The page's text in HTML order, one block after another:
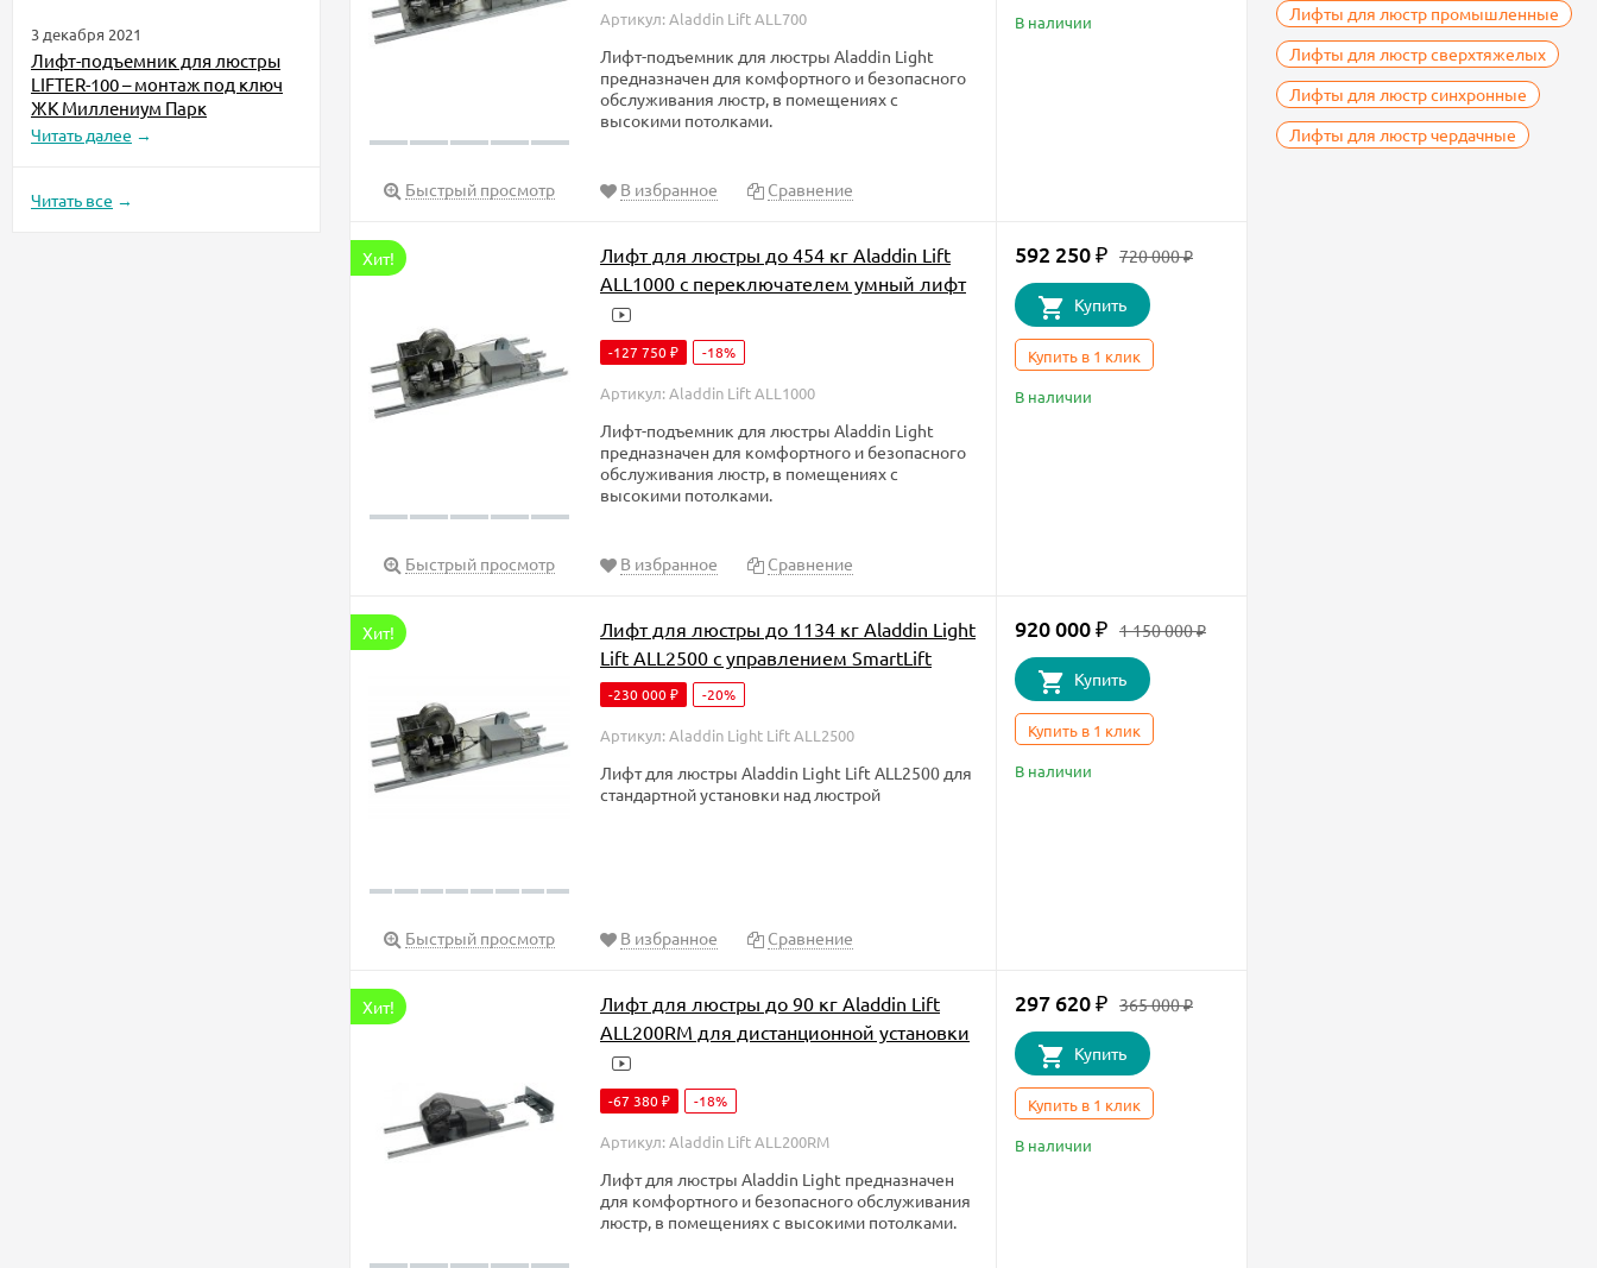
Лифты для люстр промышленные
Лифты для люстр сверхтяжелых
Лифты для люстр синхронные
Лифты для люстр чердачные
3 декабря 2021
Лифт-подъемник для люстры
LIFTER-100 – монтаж под ключ
ЖК Миллениум Парк
Читать далее →
Читать все →
Артикул: Aladdin Lift ALL700
Лифт-подъемник для люстры Aladdin Light
предназначен для комфортного и безопасного
обслуживания люстр, в помещениях с
высокими потолками.
В наличии
Быстрый просмотр В избранное Сравнение
Хит!
Лифт для люстры до 454 кг Aladdin Lift
ALL1000 с переключателем умный лифт
-127 750 ₽ -18%
Артикул: Aladdin Lift ALL1000
Лифт-подъемник для люстры Aladdin Light
предназначен для комфортного и безопасного
обслуживания люстр, в помещениях с
высокими потолками.
592 250 ₽ 720 000₽
Купить
Купить в 1 клик
В наличии
Быстрый просмотр В избранное Сравнение
Хит!
Лифт для люстры до 1134 кг Aladdin Light
Lift ALL2500 с управлением SmartLift
-230 000 ₽ -20%
Артикул: Aladdin Light Lift ALL2500
Лифт для люстры Aladdin Light Lift ALL2500 для
стандартной установки над люстрой
920 000 ₽ 1 150 000₽
Купить
Купить в 1 клик
В наличии
Быстрый просмотр В избранное Сравнение
Хит!
Лифт для люстры до 90 кг Aladdin Lift
ALL200RM для дистанционной установки
-67 380 ₽ -18%
Артикул: Aladdin Lift ALL200RM
Лифт для люстры Aladdin Light предназначен
для комфортного и безопасного обслуживания
люстр, в помещениях с высокими потолками.
297 620 ₽ 365 000₽
Купить
Купить в 1 клик
В наличии